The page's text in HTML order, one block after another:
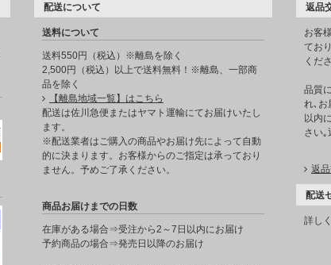
配送について
送料について
送料550円（税込）※離島を除く
2,500円（税込）以上で送料無料！※離島、一部商
品を除く
【離島地域一覧】はこちら
配送は佐川急便またはヤマト運輸にてお届けいたし
ます。
※配送業者はご購入の商品やお届け先によって自動
的に決まります。お客様からのご指定は承っており
ません。予めご了承ください。
商品お届けまでの日数
在庫がある場合⇒受注から2～7日以内にお届け
予約商品の場合⇒発売日以降のお届け
返品
お客
てお
くだ
品質
れ､お
以内
さい｡
返
配送
詳し